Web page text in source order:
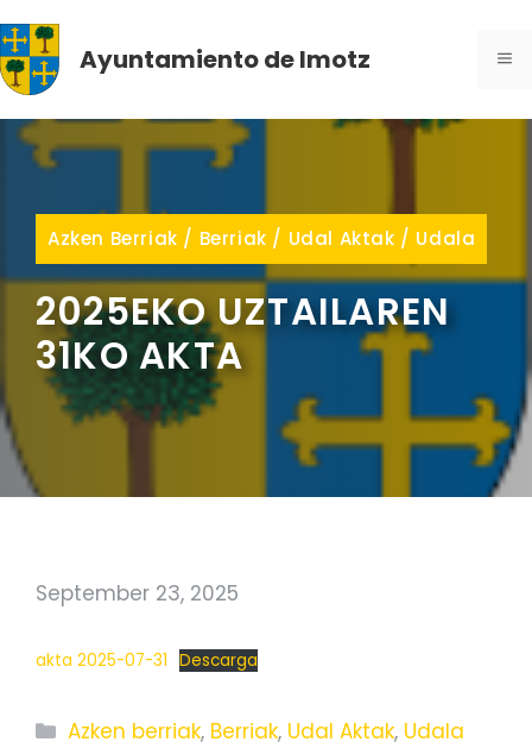
to
contentAyuntamiento de Imotz
Azken Berriak / Berriak / Udal Aktak / Udala
2025EKO UZTAILAREN
31KO AKTA
September 23, 2025
akta 2025-07-31 Descarga
Categories
Azken berriak, Berriak, Udal Aktak, Udala